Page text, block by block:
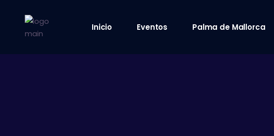
Inicio Eventos Palma de Mallorca